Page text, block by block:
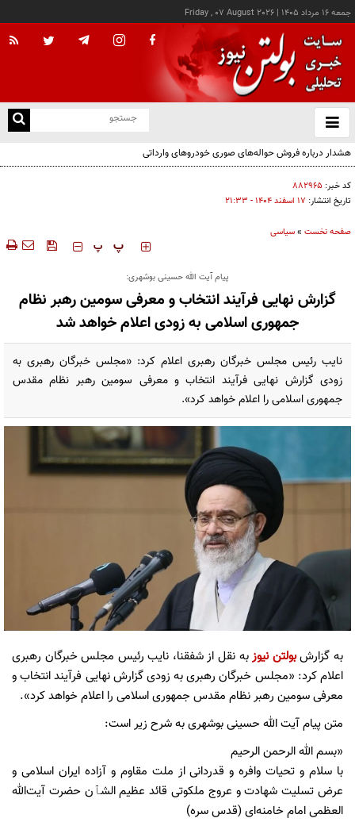
جمعه ۱۶ مرداد ۱۴۰۵ |
Friday , 07 August 2026
باز
و
هشدار درباره فروش حواله‌های صوری خودروهای وارداتی
کد خبر: ۸۸۲۹۶۵
تاریخ انتشار: ۱۷ اسفند ۱۴۰۴ - ۲۱:۳۳
صفحه نخست »سیاسی
‍‍‍ پ پ
پیام آیت الله حسینی بوشهری:
گزارش نهایی فرآیند انتخاب و معرفی سومین رهبر نظام
جمهوری اسلامی به زودی اعلام خواهد شد
نایب رئیس مجلس خبرگان رهبری اعلام کرد: «مجلس خبرگان رهبری به
زودی گزارش نهایی فرآیند انتخاب و معرفی سومین رهبر نظام مقدس
جمهوری اسلامی را اعلام خواهد کرد».
به گزارشبولتن نیوزبه نقل از شفقنا، نایب رئیس مجلس خبرگان رهبری
اعلام کرد: «مجلس خبرگان رهبری به زودی گزارش نهایی فرآیند انتخاب و
معرفی سومین رهبر نظام مقدس جمهوری اسلامی را اعلام خواهد کرد».
متن پیام آیت الله حسینی بوشهری به شرح زیر است:
«بسم الله الرحمن الرحیم
با سلام و تحیات وافره و قدردانی از ملت مقاوم و آزاده ایران اسلامی و
عرض تسلیت شهادت و عروج ملکوتی قائد عظیم الشٱن حضرت آیت‌الله
العظمی امام خامنه‌ای (قدس سره)